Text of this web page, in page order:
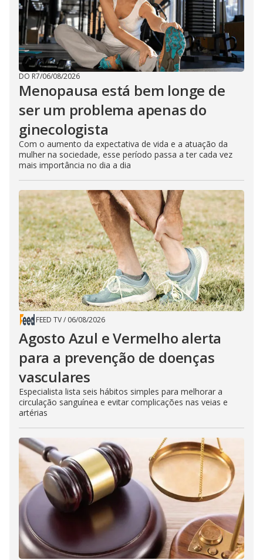
DO R7/06/08/2026
Menopausa está bem longe de
ser um problema apenas do
ginecologista
Com o aumento da expectativa de vida e a atuação da
mulher na sociedade, esse período passa a ter cada vez
mais importância no dia a dia
FEED TV/ 06/08/2026
Agosto Azul e Vermelho alerta
para a prevenção de doenças
vasculares
Especialista lista seis hábitos simples para melhorar a
circulação sanguínea e evitar complicações nas veias e
artérias